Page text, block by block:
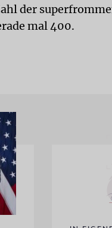
der
mal 400.